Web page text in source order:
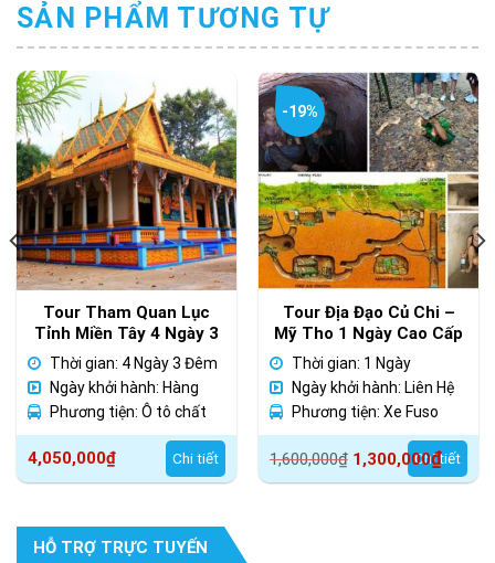
HỖ TRỢ TRỰC TUYẾN
SẢN PHẨM TƯƠNG TỰ
Tour Tham Quan Lục
Tỉnh Miền Tây 4 Ngày 3
Đêm
Thời gian: 4 Ngày 3 Đêm
Ngày khởi hành: Hàng
ngày
Phương tiện: Ô tô chất
lượng cao
4,050,000₫ Chi tiết
-19%
Tour Địa Đạo Củ Chi –
Mỹ Tho 1 Ngày Cao Cấp
Fuso Limousine
Thời gian: 1 Ngày
Ngày khởi hành: Liên Hệ
Phương tiện: Xe Fuso
Limousine
1,600,000₫
Giá
gốc
1,300,000₫
Giá
hiện
Chi tiết